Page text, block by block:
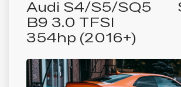
Audi S4/S5/SQ5
B9 3.0 TFSI
354hp (2016+)